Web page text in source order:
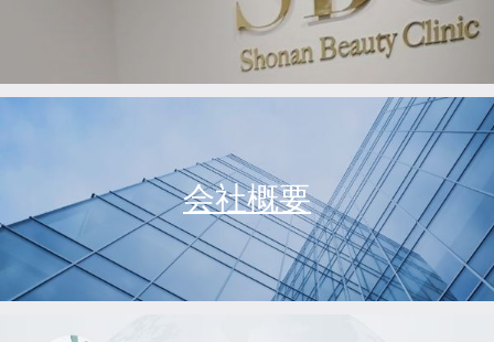
会社概要